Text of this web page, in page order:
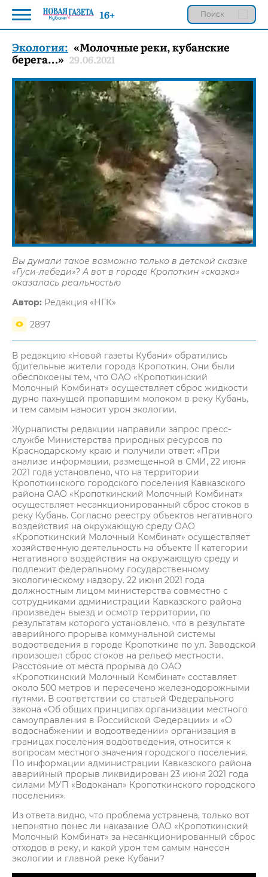
Экология: «Молочные реки, кубанские
берега…» 29.06.2021
Вы думали такое возможно только в детской сказке
«Гуси-лебеди»? А вот в городе Кропоткин «сказка»
оказалась реальностью
Автор: Редакция «НГК»
2897
В редакцию «Новой газеты Кубани» обратились
бдительные жители города Кропоткин. Они были
обеспокоены тем, что ОАО «Кропоткинский
Молочный Комбинат» осуществляет сброс жидкости
дурно пахнущей пропавшим молоком в реку Кубань,
и тем самым наносит урон экологии.
Журналисты редакции направили запрос пресс-
службе Министерства природных ресурсов по
Краснодарскому краю и получили ответ: «При
анализе информации, размещенной в СМИ, 22 июня
2021 года установлено, что на территории
Кропоткинского городского поселения Кавказского
района ОАО «Кропоткинский Молочный Комбинат»
осуществляет несанкционированный сброс стоков в
реку Кубань. Согласно реестру объектов негативного
воздействия на окружающую среду ОАО
«Кропоткинский Молочный Комбинат» осуществляет
хозяйственную деятельность на объекте II категории
негативного воздействия на окружающую среду и
подлежит федеральному государственному
экологическому надзору. 22 июня 2021 года
должностным лицом министерства совместно с
сотрудниками администрации Кавказского района
произведен выезд и осмотр территории, по
результатам которого установлено, что в результате
аварийного прорыва коммунальной системы
водоотведения в городе Кропоткине по ул. Заводской
произошел сброс стоков на рельеф местности.
Расстояние от места прорыва до ОАО
«Кропоткинский Молочный Комбинат» составляет
около 500 метров и пересечено железнодорожными
путями. В соответствии со статьей Федерального
закона «Об общих принципах организации местного
самоуправления в Российской Федерации» и «О
водоснабжении и водоотведении» организация в
границах поселения водоотведения, относится к
вопросам местного значения городского поселения.
По информации администрации Кавказского района
аварийный прорыв ликвидирован 23 июня 2021 года
силами МУП «Водоканал» Кропоткинского городского
поселения».
Из ответа видно, что проблема устранена, только вот
непонятно понес ли наказание ОАО «Кропоткинский
Молочный Комбинат» за несанкционированный сброс
отходов в реку, и какой урон тем самым нанесен
экологии и главной реке Кубани?
16+